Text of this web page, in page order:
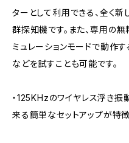
ターとして利用できる、全く
群探知機です。また、専用の
ミュレーションモードで動作
などを試すことも可能です。
・125KHzのワイヤレス浮き振
来る簡単なセットアップが特徴